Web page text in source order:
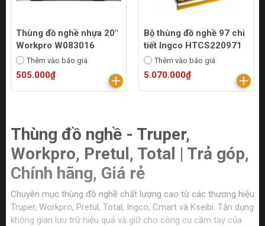
Thùng đồ nghề nhựa 20"
Workpro W083016
Thêm vào báo giá
505.000₫
Bộ thùng đồ nghề 97 chi
tiết Ingco HTCS220971
Thêm vào báo giá
5.070.000₫
Thùng đồ nghề - Truper,
Workpro, Pretul, Total | Trả góp,
Chính hãng, Giá rẻ
Chuyên mục thùng đồ nghề chất lượng cao từ các thương hiệu
Truper, Workpro, Pretul, Total, Ingco, Cmart và Kseibi. Tận dụng
không gian lưu trữ hiệu quả và giữ cho công cụ cầm tay của